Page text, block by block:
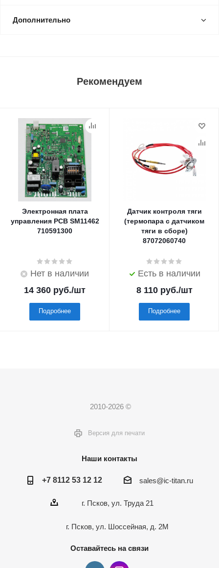
Дополнительно
Рекомендуем
Электронная плата
управления PCB SM11462
710591300
Нет в наличии
14 360 руб./шт
Подробнее
Датчик контроля тяги
(термопара с датчиком
тяги в сборе)
87072060740
Есть в наличии
8 110руб./шт
Подробнее
2010-2026 ©
Версия для печати
Наши контакты
+7 8112 53 12 12 sales@ic-titan.ru
г. Псков, ул. Труда 21
г. Псков, ул. Шоссейная, д. 2М
Оставайтесь на связи